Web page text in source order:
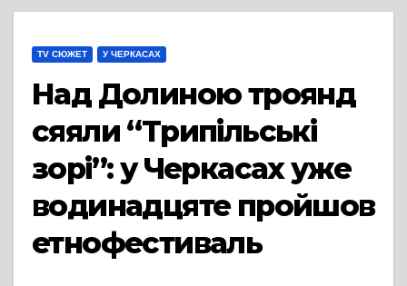
TV СЮЖЕТ У ЧЕРКАСАХ
Над Долиною троянд
сяяли “Трипільські
зорі”: у Черкасах уже
водинадцяте пройшов
етнофестиваль